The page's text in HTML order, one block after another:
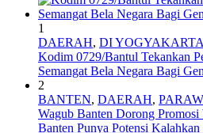
1
DAERAH, DI
Kodim 0729/Bantul Tekankan
Semangat Bela Negara Bagi
2
BANTEN, DAERAH,
Wagub Banten Dorong
Banten Punya Potensi